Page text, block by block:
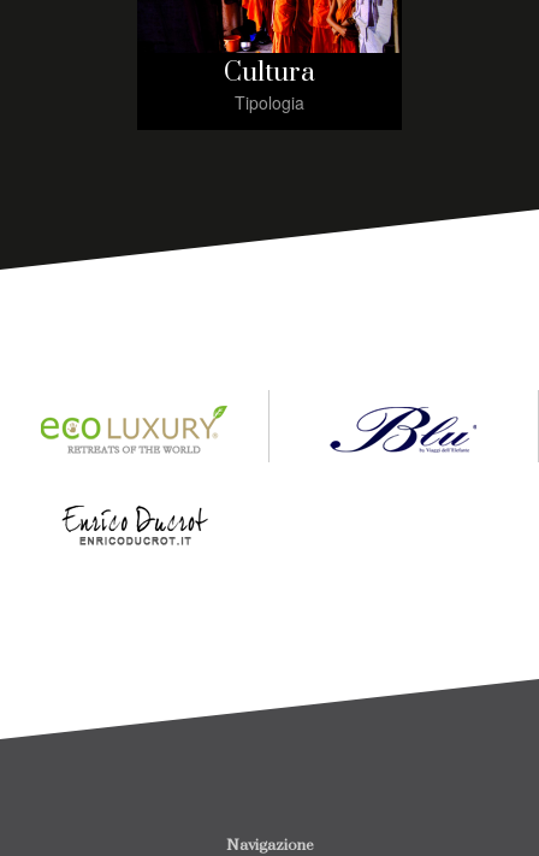
Cultura
Tipologia
Navigazione